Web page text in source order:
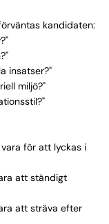
kandidaten:
insatser?"
miljö?"
vara för att lyckas i
att ständigt
att sträva efter